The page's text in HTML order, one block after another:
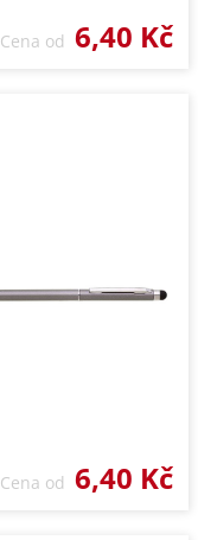
Cena od 6,40 Kč
Cena od 6,40 Kč